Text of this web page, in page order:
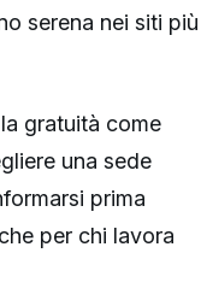
serena nei siti più
gratuità come
una sede
prima
per chi lavora